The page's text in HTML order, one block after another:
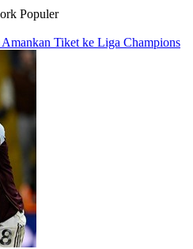
Populer
Tiket ke Liga Champions